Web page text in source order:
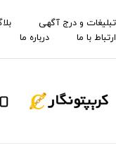
تبلیغات و درج آگهی
ارتباط با ما
درباره ما